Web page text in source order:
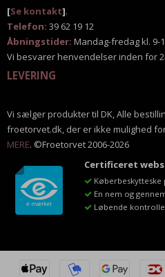
[Se kontakt].
Telefon: 39 62 19 12
Åbningstider: Mandag-fredag kl. 9-
Vi besvarer henvendelser inden for
LEVERING
Vi sælger produkter til DK, Alle
froetorvet.dk, der er ikke mulighed
MERE. ©Froetorvet 2006-2026
Certificeret
Køberbeskytteske
En nem og
Løbende